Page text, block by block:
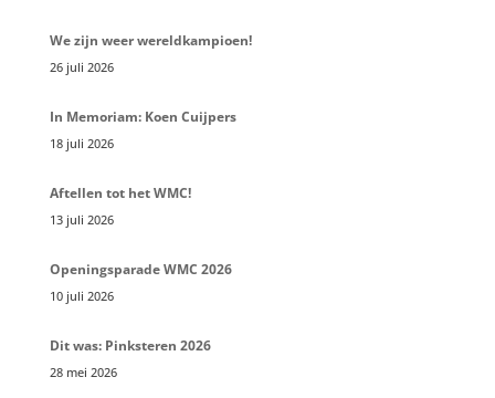
We zijn weer wereldkampioen!
26 juli 2026
In Memoriam: Koen Cuijpers
18 juli 2026
Aftellen tot het WMC!
13 juli 2026
Openingsparade WMC 2026
10 juli 2026
Dit was: Pinksteren 2026
28 mei 2026